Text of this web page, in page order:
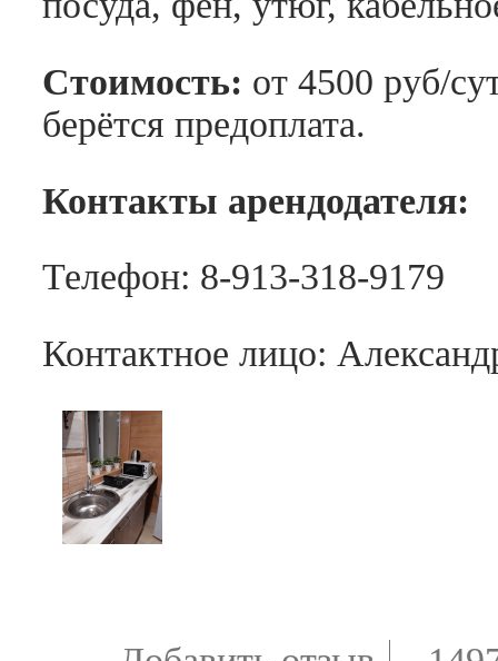
Стоимость: от 4500 руб/
берётся предоплата.
Контакты арендодателя:
Телефон: 8-913-318-9179
Контактное лицо: